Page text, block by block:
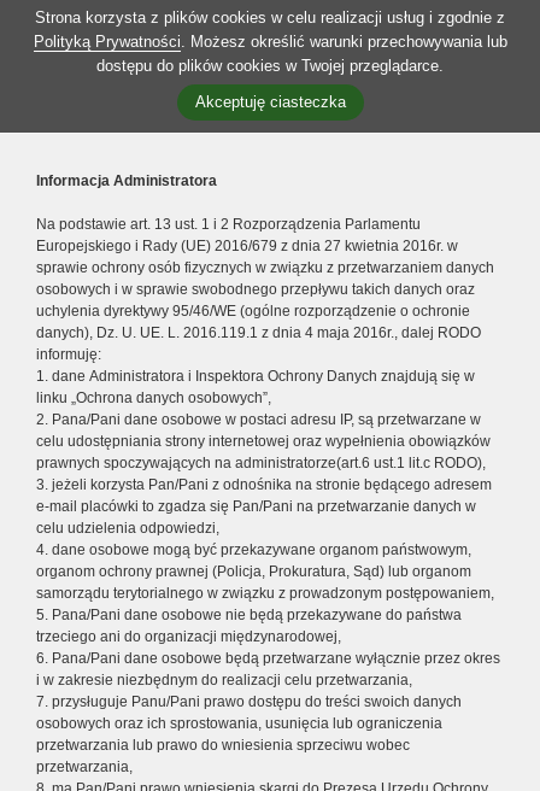
Strona korzysta z plików cookies w celu realizacji usług i zgodnie z
Polityką Prywatności. Możesz określić warunki przechowywania lub
dostępu do plików cookies w Twojej przeglądarce.
Akceptuję ciasteczka
Informacja Administratora
Na podstawie art. 13 ust. 1 i 2 Rozporządzenia Parlamentu
Europejskiego i Rady (UE) 2016/679 z dnia 27 kwietnia 2016r. w
sprawie ochrony osób fizycznych w związku z przetwarzaniem danych
osobowych i w sprawie swobodnego przepływu takich danych oraz
uchylenia dyrektywy 95/46/WE (ogólne rozporządzenie o ochronie
danych), Dz. U. UE. L. 2016.119.1 z dnia 4 maja 2016r., dalej RODO
informuję:
1. dane Administratora i Inspektora Ochrony Danych znajdują się w
linku „Ochrona danych osobowych”,
2. Pana/Pani dane osobowe w postaci adresu IP, są przetwarzane w
celu udostępniania strony internetowej oraz wypełnienia obowiązków
prawnych spoczywających na administratorze(art.6 ust.1 lit.c RODO),
3. jeżeli korzysta Pan/Pani z odnośnika na stronie będącego adresem
e-mail placówki to zgadza się Pan/Pani na przetwarzanie danych w
celu udzielenia odpowiedzi,
4. dane osobowe mogą być przekazywane organom państwowym,
organom ochrony prawnej (Policja, Prokuratura, Sąd) lub organom
samorządu terytorialnego w związku z prowadzonym postępowaniem,
5. Pana/Pani dane osobowe nie będą przekazywane do państwa
trzeciego ani do organizacji międzynarodowej,
6. Pana/Pani dane osobowe będą przetwarzane wyłącznie przez okres
i w zakresie niezbędnym do realizacji celu przetwarzania,
7. przysługuje Panu/Pani prawo dostępu do treści swoich danych
osobowych oraz ich sprostowania, usunięcia lub ograniczenia
przetwarzania lub prawo do wniesienia sprzeciwu wobec
przetwarzania,